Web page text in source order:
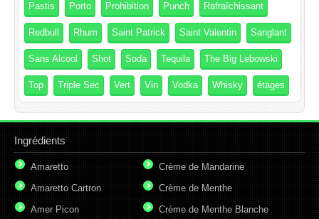
Pastis Porto Prohibition Punch Rafraîchissant
Redbull Rhum Saint Patrick Saint Valentin Sanglant
Sans Alcool Shot Soda Tequila The Big Lebowski
Top Triple Sec Vert Vin Vodka Whisky étages
Ingrédients
Amaretto
Amaretto Cartron
Amer Picon
Crème de Mandarine
Crème de Menthe
Crème de Menthe Blanche